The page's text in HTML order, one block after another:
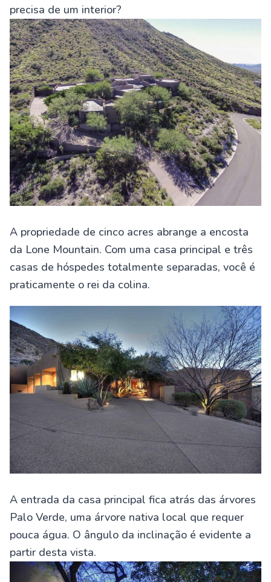
precisa de um interior?
A propriedade de cinco acres abrange a encosta
da Lone Mountain. Com uma casa principal e três
casas de hóspedes totalmente separadas, você é
praticamente o rei da colina.
A entrada da casa principal fica atrás das árvores
Palo Verde, uma árvore nativa local que requer
pouca água. O ângulo da inclinação é evidente a
partir desta vista.